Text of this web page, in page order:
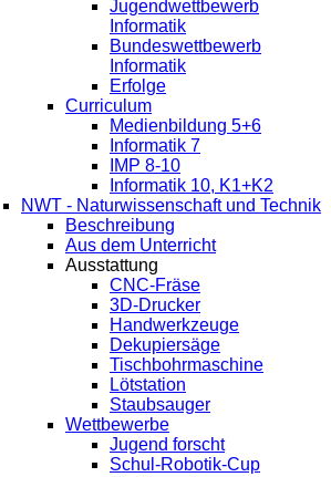
Jugendwettbewerb
Informatik
Bundeswettbewerb
Informatik
Erfolge
Curriculum
Medienbildung 5+6
Informatik 7
IMP 8-10
Informatik 10, K1+K2
NWT - Naturwissenschaft und Technik
Beschreibung
Aus dem Unterricht
Ausstattung
CNC-Fräse
3D-Drucker
Handwerkzeuge
Dekupiersäge
Tischbohrmaschine
Lötstation
Staubsauger
Wettbewerbe
Jugend forscht
Schul-Robotik-Cup